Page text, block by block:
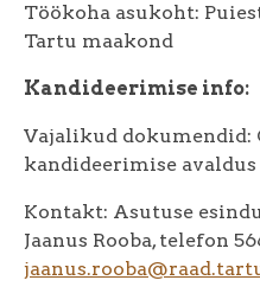
Töökoha asukoht:
Tartu maakond
Kandideerimise info:
Vajalikud
kandideerimise avaldus
Kontakt: Asutuse
Jaanus Rooba, telefon